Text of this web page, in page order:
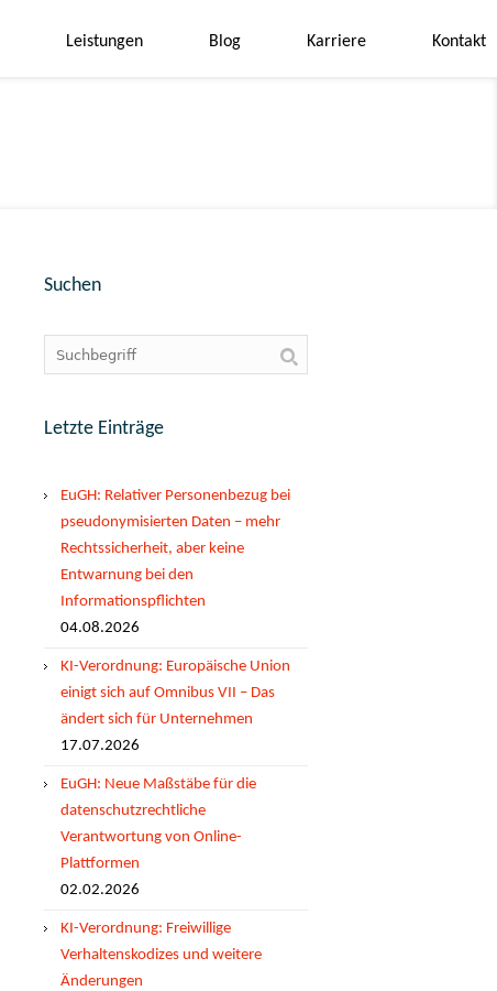
Leistungen Blog Karriere Kontakt
Suchen
Letzte Einträge
EuGH: Relativer Personenbezug bei
pseudonymisierten Daten – mehr
Rechtssicherheit, aber keine
Entwarnung bei den
Informationspflichten
04.08.2026
KI-Verordnung: Europäische Union
einigt sich auf Omnibus VII – Das
ändert sich für Unternehmen
17.07.2026
EuGH: Neue Maßstäbe für die
datenschutzrechtliche
Verantwortung von Online-
Plattformen
02.02.2026
KI-Verordnung: Freiwillige
Verhaltenskodizes und weitere
Änderungen